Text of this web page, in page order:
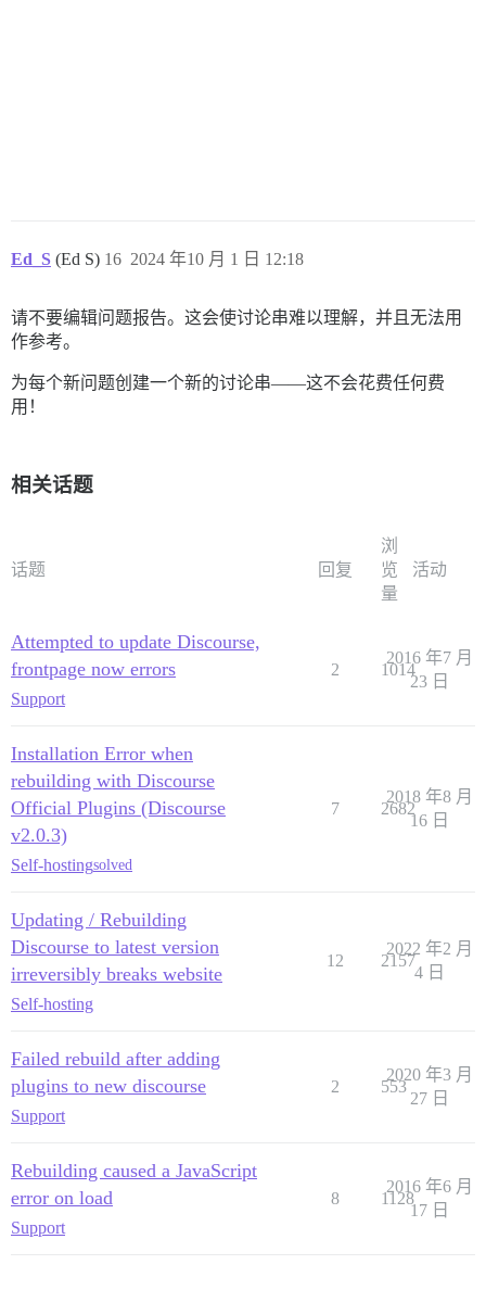
Ed_S (Ed S) 2024 年10 月 1 日 12:18
16
请不要编辑问题报告。这会使讨论串难以理解，并且无法用
作参考。
为每个新问题创建一个新的讨论串——这不会花费任何费
用！
相关话题
话题 回复
浏
览
量
活动
Attempted to update Discourse,
frontpage now errors
Support
2 1014
2016 年7 月
23 日
Installation Error when
rebuilding with Discourse
Official Plugins (Discourse
v2.0.3)
Self-hostingsolved
7 2682
2018 年8 月
16 日
Updating / Rebuilding
Discourse to latest version
irreversibly breaks website
Self-hosting
12 2157
2022 年2 月
4 日
Failed rebuild after adding
plugins to new discourse
Support
2 553
2020 年3 月
27 日
Rebuilding caused a JavaScript
error on load
Support
8 1128
2016 年6 月
17 日